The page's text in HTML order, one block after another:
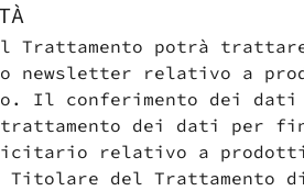
Trattamento potrà
newsletter relativo a
Il conferimento dei
dei dati per
relativo a
del Trattamento